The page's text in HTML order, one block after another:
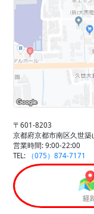
〒601-8203
京都府京都市南区久世築
営業時間: 9:00-22:00
TEL:
（075）874-7171